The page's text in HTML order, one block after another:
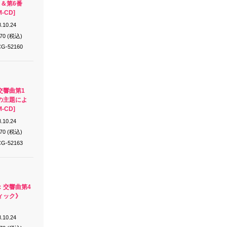
第6番
CD]
(税込)
52160
響曲第1
主題によ
CD]
(税込)
52163
交響曲第4
ク》